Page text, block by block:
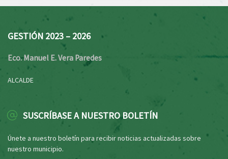
GESTIÓN 2023 – 2026
Eco. Manuel E. Vera Paredes
ALCALDE
SUSCRÍBASE A NUESTRO BOLETÍN
Únete a nuestro boletín para recibir noticias actualizadas sobre
nuestro municipio.